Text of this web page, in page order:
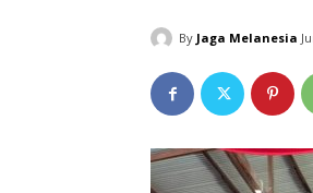
By Jaga Melanesia